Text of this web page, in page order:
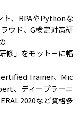
ト、RPAやPythonな
ウド、G検定対策研
修」をモットーに幅
Trainer、Mic
、ディープラーニ
2020など資格多